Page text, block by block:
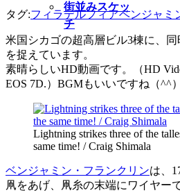
街並みスケッ
チ
タグ:フィラデルフィアベンジャミ
米国シカゴの超高層ビル3棟に、
を捉えています。
素晴らしいHD動画です。（HD
EOS 7D.）BGMもいいですね（^^）
Lightning strikes three of the
same time! / Craig Shimala
ベンジャミン・フランクリンは、
凧をあげ、凧糸の末端にワイヤー